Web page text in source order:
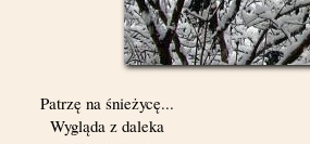
Patrzę na śnieżycę...
Wygląda z daleka